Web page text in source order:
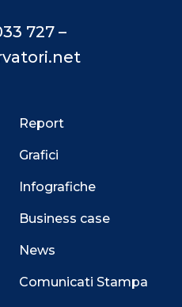
727 –
Report
Grafici
Infografiche
Business case
News
Comunicati Stampa